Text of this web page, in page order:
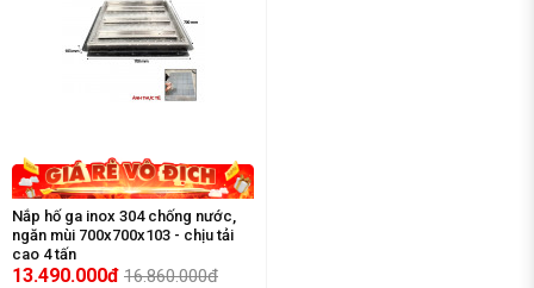
Nắp hố ga inox 304 chống nước,
ngăn mùi 700x700x103 - chịu tải
cao 4 tấn
13.490.000đ 16.860.000đ